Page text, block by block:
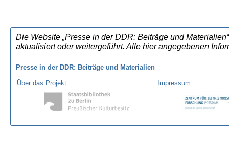
Die Website „Presse in der DDR: Beiträge und
aktualisiert oder weitergeführt. Alle hier angegebenen
Presse in der DDR: Beiträge und Materialien
Über das Projekt Impressum